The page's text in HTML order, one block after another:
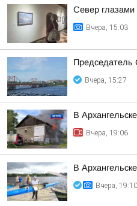
Север глазами
Вчера, 15:03
Председатель
Вчера, 15:27
В
Вчера, 19:06
В
Вчера, 19:10